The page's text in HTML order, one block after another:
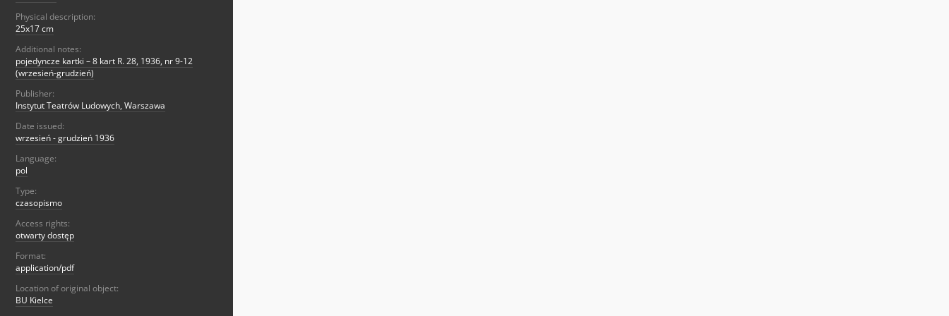
Physical description:
25x17 cm
Additional notes:
pojedyncze kartki – 8 kart R. 28, 1936, nr 9-12
(wrzesień-grudzień)
Publisher:
Instytut Teatrów Ludowych, Warszawa
Date issued:
wrzesień - grudzień 1936
Language:
pol
Type:
czasopismo
Access rights:
otwarty dostęp
Format:
application/pdf
Location of original object:
BU Kielce